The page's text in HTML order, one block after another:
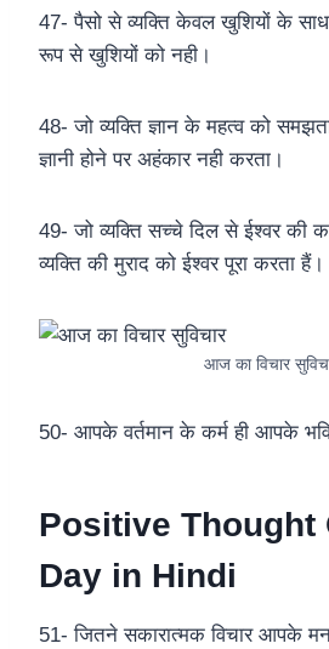
47- पैसो से व्यक्ति केवल खुशियों के
रूप से खुशियों को नही।
48- जो व्यक्ति ज्ञान के महत्व को
ज्ञानी होने पर अहंकार नही करता।
49- जो व्यक्ति सच्चे दिल से ईश्वर की
व्यक्ति की मुराद को ईश्वर पूरा करता हैं।
आज का विचार
50- आपके वर्तमान के कर्म ही आपके
Positive Thought
Day in Hindi
51- जितने सकारात्मक विचार आपके